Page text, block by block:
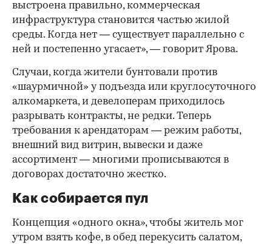
выстроена правильно, коммерческая
инфраструктура становится частью жилой
среды. Когда нет — существует параллельно с
ней и постепенно угасает», — говорит Ярова.
Случаи, когда жители бунтовали против
«шаурмичной» у подъезда или круглосуточного
алкомаркета, и девелоперам приходилось
разрывать контракты, не редки. Теперь
требования к арендаторам — режим работы,
внешний вид витрин, вывески и даже
ассортимент — многими прописываются в
договорах достаточно жестко.
Как собирается пул
Концепция «одного окна», чтобы житель мог
утром взять кофе, в обед перекусить салатом,